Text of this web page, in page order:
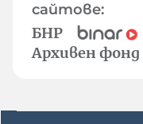
сайтове:
БНР
Архивен